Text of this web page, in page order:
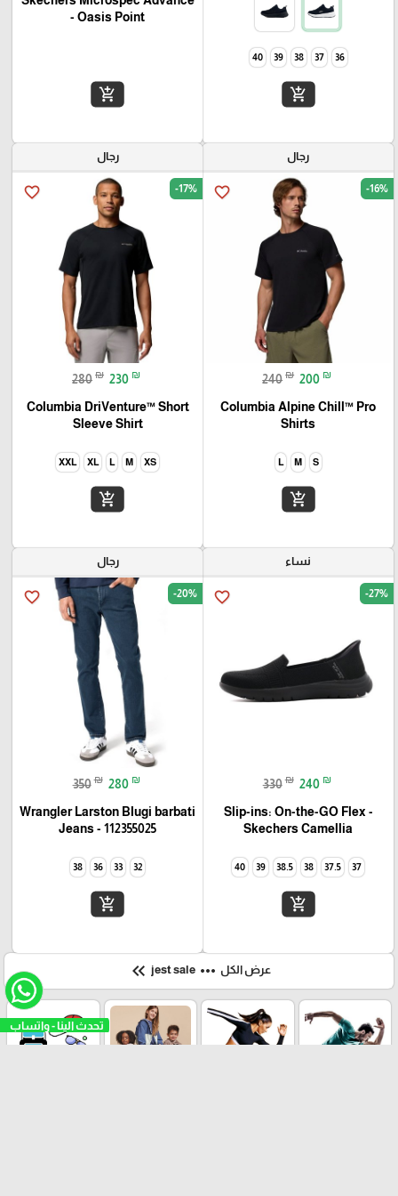
تحدث
36
37
38
39
40
add_shopping_cart
- Oasis Point
add_shopping_cart
رجال
favorite_border -16%
240 ₪ 200 ₪
Columbia Alpine Chill™ Pro
Shirts
S
M
L
add_shopping_cart
رجال
favorite_border -17%
280 ₪ 230 ₪
Columbia DriVenture™ Short
Sleeve Shirt
XS
M
L
XL
XXL
add_shopping_cart
نساء
favorite_border -27%
330 ₪ 240 ₪
Slip-ins: On-the-GO Flex -
Camellia‏ Skechers
37
37.5
38
38.5
39
40
add_shopping_cart
رجال
favorite_border -20%
350 ₪ 280 ₪
Wrangler Larston Blugi barbati
Jeans - 112355025
32
33
36
38
add_shopping_cart
عرض الكل more_horiz
jest sale
keyboard_double_arrow_left